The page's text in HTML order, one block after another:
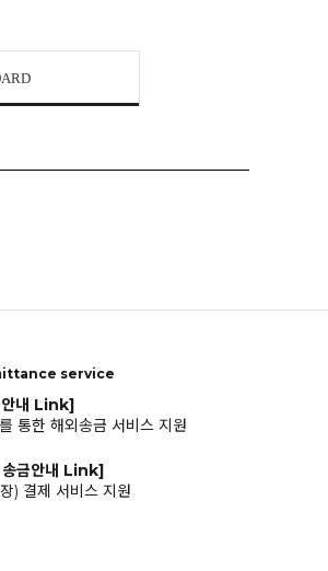
service
내 Link]
통한 해외송금 서비스 지원
금안내 Link]
) 결제 서비스 지원